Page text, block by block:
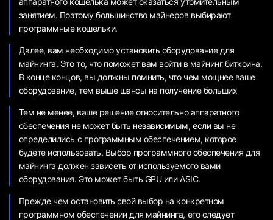
занятием. Поэтому большинство майнеров выбирают
программные кошельки.
Далее, вам необходимо установить оборудование для
майнинга. Это то, что поможет вам войти в майнинг биткоина.
В конце концов, вы должны помнить, что чем мощнее ваше
оборудование, тем выше шансы на получение больших
Тем не менее, ваше решение относительно аппаратного
обеспечения не может быть независимым, если вы не
определились с программным обеспечением, которое
будете использовать. Выбор программного обеспечения для
майнинга должен зависеть от используемого вами
оборудования. Это может быть GPU или ASIC.
Прежде чем остановить свой выбор на конкретном
программном обеспечении для майнинга, его следует